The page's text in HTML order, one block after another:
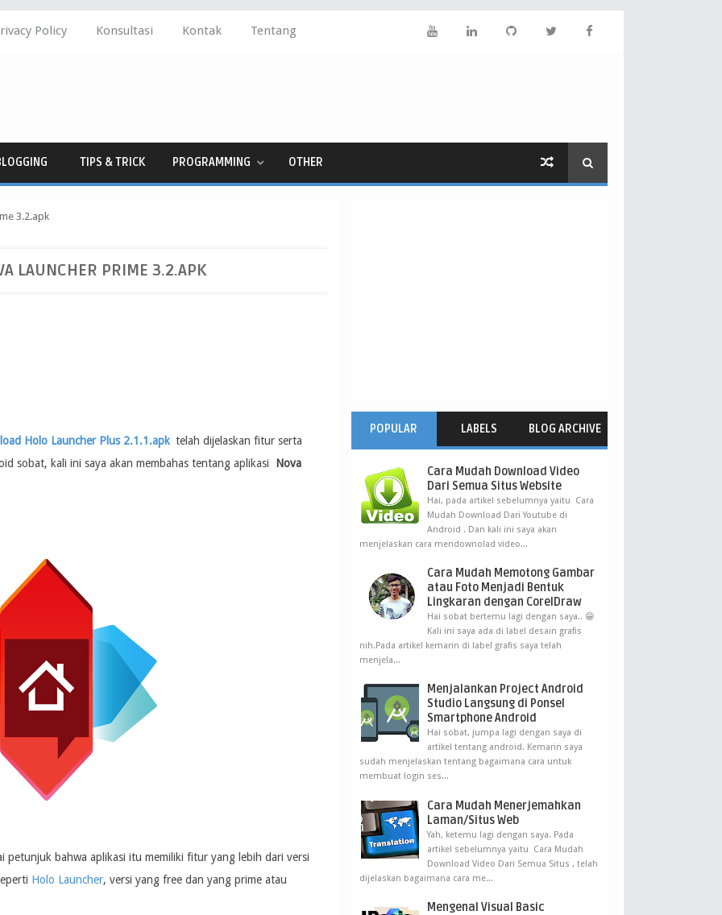
Policy Konsultasi Kontak Tentang
TIPS & TRICK PROGRAMMING OTHER
3.2.apk
LAUNCHER PRIME 3.2.APK
Holo Launcher Plus 2.1.1.apk telah dijelaskan fitur serta
sobat, kali ini saya akan membahas tentang aplikasi
Nova
petunjuk bahwa aplikasi itu memiliki fitur yang lebih dari versi
Holo Launcher, versi yang free dan yang prime atau
POPULAR LABELS BLOG ARCHIVE
Cara Mudah Download Video
Dari Semua Situs Website
Hai, pada artikel sebelumnya yaitu Cara
Mudah Download Dari Youtube di
Android . Dan kali ini saya akan
menjelaskan cara mendownolad video...
Cara Mudah Memotong Gambar
atau Foto Menjadi Bentuk
Lingkaran dengan CorelDraw
Hai sobat bertemu lagi dengan saya.. 😁
Kali ini saya ada di label desain grafis
nih.Pada artikel kemarin di label grafis saya telah
menjela...
Menjalankan Project Android
Studio Langsung di Ponsel
Smartphone Android
Hai sobat, jumpa lagi dengan saya di
artikel tentang android. Kemarin saya
sudah menjelaskan tentang bagaimana cara untuk
membuat login ses...
Cara Mudah Menerjemahkan
Laman/Situs Web
Yah, ketemu lagi dengan saya. Pada
artikel sebelumnya yaitu Cara Mudah
Download Video Dari Semua Situs , telah
dijelaskan bagaimana cara me...
Mengenal Visual Basic